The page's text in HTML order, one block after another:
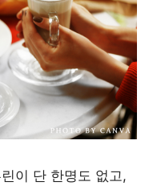
이 단 한명도 없고,